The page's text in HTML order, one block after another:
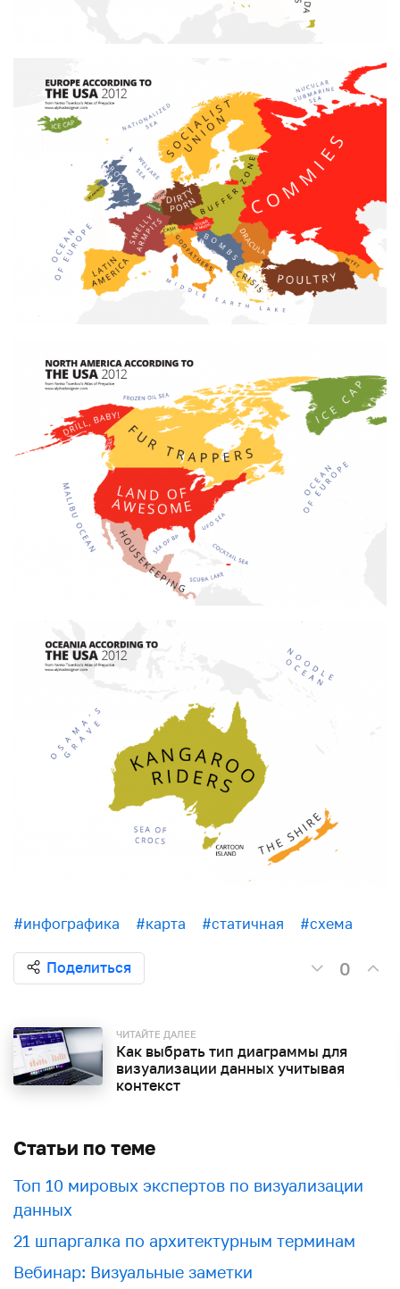
#инфографика #карта #статичная #схема
Поделиться 0
ЧИТАЙТЕ ДАЛЕЕ
Как выбрать тип диаграммы для
визуализации данных учитывая
контекст
Статьи по теме
Топ 10 мировых экспертов по визуализации
данных
21 шпаргалка по архитектурным терминам
Вебинар: Визуальные заметки